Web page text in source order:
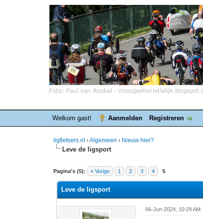
Welkom gast! Aanmelden Registreren
ligfietsers.nl ›Algemeen › Nieuw hier?
Leve de ligsport
Pagina's (5): « Vorige 1 2 3 4 5
0 stemmen - gemiddelde waardering is 0
1
2
3
4
5
Leve de ligsport
06-Jun-2024, 10:29 AM